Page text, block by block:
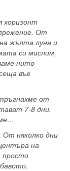
хоризонт
От
жълта луна и
си мислим,
нито
във
от
7-8 дни.
От няколко дни
на
просто